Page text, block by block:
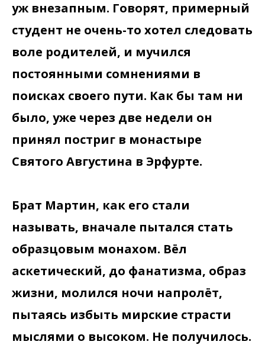
уж внезапным. Говорят, примерный
студент не очень-то хотел следовать
воле родителей, и мучился
постоянными сомнениями в
поисках своего пути. Как бы там ни
было, уже через две недели он
принял постриг в монастыре
Святого Августина в Эрфурте.
Брат Мартин, как его стали
называть, вначале пытался стать
образцовым монахом. Вёл
аскетический, до фанатизма, образ
жизни, молился ночи напролёт,
пытаясь избыть мирские страсти
мыслями о высоком. Не получилось.